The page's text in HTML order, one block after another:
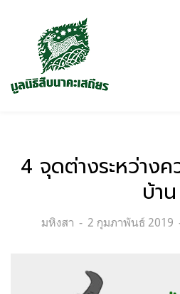
4 จุดต่างระหว่าง
บ้าน
Categories:
มหิงสา
Posted
2 กุมภาพันธ์ 2019